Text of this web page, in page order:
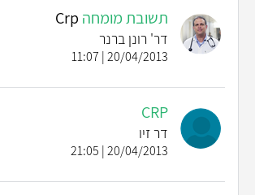
תשובת מומחה Crp
דר' רונן ברנר
20/04/2013 | 11:07
CRP
דר זיו
20/04/2013 | 21:05